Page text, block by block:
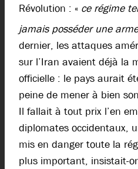
Révolution : « ce régime
jamais posséder une
dernier, les attaques
sur l’Iran avaient déjà la
officielle : le pays aurait
peine de mener à bien
Il fallait à tout prix l’en
diplomates occidentaux,
mis en danger toute la
plus important, insistait-